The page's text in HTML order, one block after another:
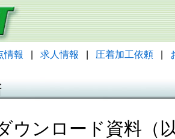
情報 求人情報 圧着加工依頼
ウンロード資料（